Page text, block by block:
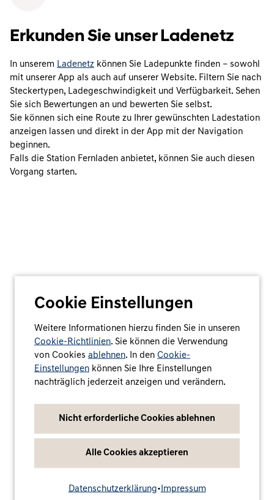
Erkunden Sie unser Ladenetz
In unserem Ladenetz können Sie Ladepunkte finden – sowohl
mit unserer App als auch auf unserer Website. Filtern Sie nach
Steckertypen, Ladegeschwindigkeit und Verfügbarkeit. Sehen
Sie sich Bewertungen an und bewerten Sie selbst.
Sie können sich eine Route zu Ihrer gewünschten Ladestation
anzeigen lassen und direkt in der App mit der Navigation
beginnen.
Falls die Station Fernladen anbietet, können Sie auch diesen
Vorgang starten.
Cookie Einstellungen
Weitere Informationen hierzu finden Sie in unseren
Cookie-Richtlinien. Sie können die Verwendung
von Cookies ablehnen. In den Cookie-
Einstellungen können Sie Ihre Einstellungen
nachträglich jederzeit anzeigen und verändern.
Nicht erforderliche Cookies ablehnen
Alle Cookies akzeptieren
Datenschutzerklärung• Impressum